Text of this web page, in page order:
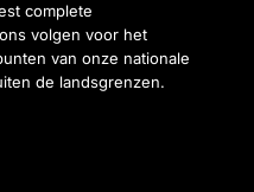
complete
volgen voor het
van onze nationale
de landsgrenzen.